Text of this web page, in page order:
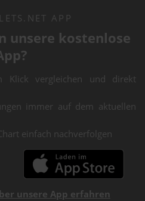
APP
unsere kostenlose
Klick vergleichen und direkt
immer auf dem aktuellen
einfach nachverfolgen
unsere App erfahren